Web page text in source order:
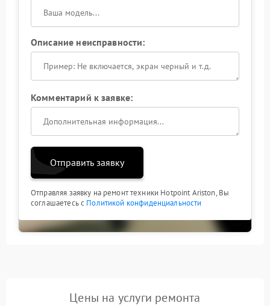
Описание неисправности:
Комментарий к заявке:
Отправить заявку
Отправляя заявку на ремонт техники Hotpoint Ariston, Вы
соглашаетесь с Политикой конфиденциальности
Цены на услуги ремонта